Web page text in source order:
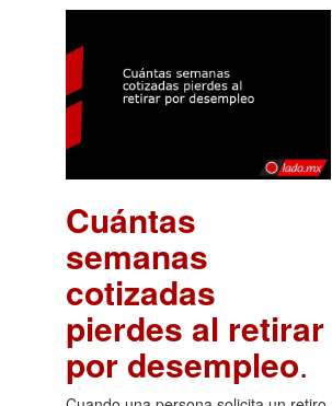
Cuántas
semanas
cotizadas
pierdes al retirar
por desempleo.